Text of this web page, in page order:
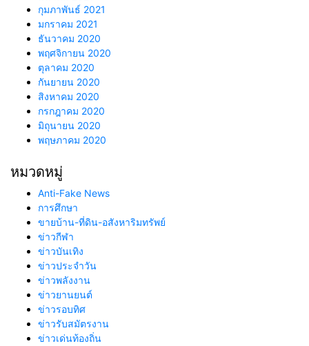
กุมภาพันธ์ 2021
มกราคม 2021
ธันวาคม 2020
พฤศจิกายน 2020
ตุลาคม 2020
กันยายน 2020
สิงหาคม 2020
กรกฎาคม 2020
มิถุนายน 2020
พฤษภาคม 2020
หมวดหมู่
Anti-Fake News
การศึกษา
ขายบ้าน-ที่ดิน-อสังหาริมทรัพย์
ข่าวกีฬา
ข่าวบันเทิง
ข่าวประจำวัน
ข่าวพลังงาน
ข่าวยานยนต์
ข่าวรอบทิศ
ข่าวรับสมัตรงาน
ข่าวเด่นท้องถิ่น